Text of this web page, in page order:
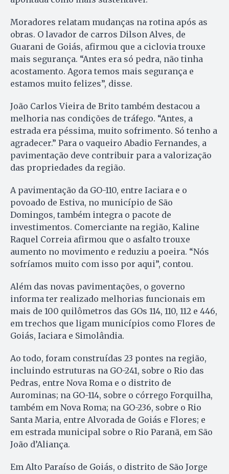
Moradores relatam mudanças na rotina após as
obras. O lavador de carros Dilson Alves, de
Guarani de Goiás, afirmou que a ciclovia trouxe
mais segurança. “Antes era só pedra, não tinha
acostamento. Agora temos mais segurança e
estamos muito felizes”, disse.
João Carlos Vieira de Brito também destacou a
melhoria nas condições de tráfego. “Antes, a
estrada era péssima, muito sofrimento. Só tenho a
agradecer.” Para o vaqueiro Abadio Fernandes, a
pavimentação deve contribuir para a valorização
das propriedades da região.
A pavimentação da GO-110, entre Iaciara e o
povoado de Estiva, no município de São
Domingos, também integra o pacote de
investimentos. Comerciante na região, Kaline
Raquel Correia afirmou que o asfalto trouxe
aumento no movimento e reduziu a poeira. “Nós
sofríamos muito com isso por aqui”, contou.
Além das novas pavimentações, o governo
informa ter realizado melhorias funcionais em
mais de 100 quilômetros das GOs 114, 110, 112 e 446,
em trechos que ligam municípios como Flores de
Goiás, Iaciara e Simolândia.
Ao todo, foram construídas 23 pontes na região,
incluindo estruturas na GO-241, sobre o Rio das
Pedras, entre Nova Roma e o distrito de
Aurominas; na GO-114, sobre o córrego Forquilha,
também em Nova Roma; na GO-236, sobre o Rio
Santa Maria, entre Alvorada de Goiás e Flores; e
em estrada municipal sobre o Rio Paranã, em São
João d’Aliança.
Em Alto Paraíso de Goiás, o distrito de São Jorge